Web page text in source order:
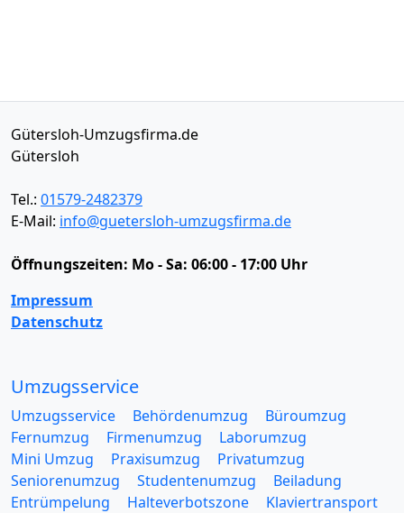
Gütersloh-Umzugsfirma.de
Gütersloh
Tel.: 01579-2482379
E-Mail: info@guetersloh-umzugsfirma.de
Öffnungszeiten: Mo - Sa: 06:00 - 17:00 Uhr
Impressum
Datenschutz
Umzugsservice
Umzugsservice Behördenumzug
Büroumzug
Fernumzug
Firmenumzug
Laborumzug
Mini Umzug
Praxisumzug
Privatumzug
Seniorenumzug
Studentenumzug
Beiladung
Entrümpelung
Halteverbotszone
Klaviertransport